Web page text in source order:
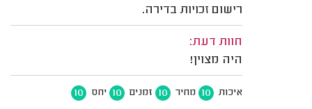
רישום זכויות בדירה.
חוות דעת:
היה מצוין!
איכות 10 מחיר 10 זמנים 10 יחס 10